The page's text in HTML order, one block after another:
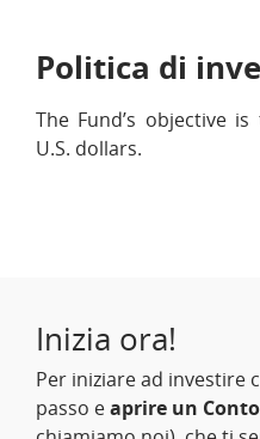
Politica di
The Fund’s objective
U.S. dollars.
Inizia ora!
Per iniziare ad investire
passo eaprire un Conto